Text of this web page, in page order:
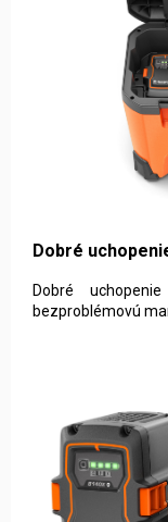
Dobré
Dobré
bezproblémovú